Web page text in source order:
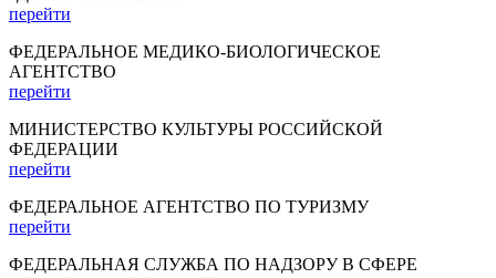
перейти
ФЕДЕРАЛЬНОЕ МЕДИКО-БИОЛОГИЧЕСКОЕ
АГЕНТСТВО
перейти
МИНИСТЕРСТВО КУЛЬТУРЫ РОССИЙСКОЙ
ФЕДЕРАЦИИ
перейти
ФЕДЕРАЛЬНОЕ АГЕНТСТВО ПО ТУРИЗМУ
перейти
ФЕДЕРАЛЬНАЯ СЛУЖБА ПО НАДЗОРУ В СФЕРЕ